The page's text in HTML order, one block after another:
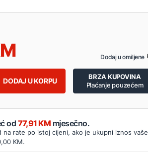
DODAJ U KORPU
BRZA KUPOVINA
Plaćanje pouzećem
Dodaj u omiljene
od77,91 KM mjesečno.
na rate po istoj cijeni, ako je ukupni iznos vaše
KM.